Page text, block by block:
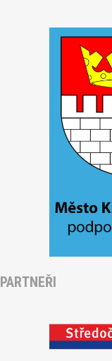
PARTNEŘI